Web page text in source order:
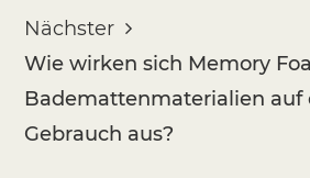
Nächster
Wie wirken sich Memory
Bademattenmaterialien auf
Gebrauch aus?